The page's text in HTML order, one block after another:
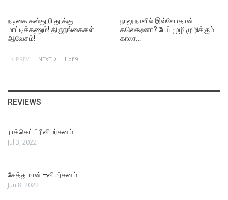
நடிகை கஸ்தூரி தூக்கு
மாட்டிக்கணும்! திருநங்கைகள்
ஆவேசம்!
நாலு நாளில் இவ்ளோதான்
கலெக்ஷனா? பேய் முழி முழிக்கும்
காலா…
PREV NEXT 1 of 9
REVIEWS
ராக்கெட் ட்ரீ விமர்சனம்
Jul 3, 2022
சேத்துமான் –விமர்சனம்
Jun 8, 2022